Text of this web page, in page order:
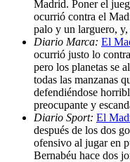
Madrid. Poner el
ocurrió contra el
palo y un larguero,
Diario Marca: El
ocurrió justo lo
pero los planetas se
todas las manzanas
defendiéndose
preocupante y
Diario Sport: El
después de los dos
ofensivo al jugar en
Bernabéu hace dos